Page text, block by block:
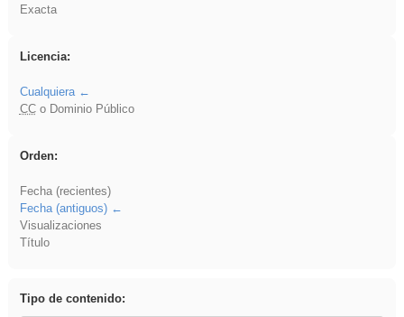
Exacta
Licencia:
Cualquiera
CCo Dominio Público
Orden:
Fecha (recientes)
Fecha (antiguos)
Visualizaciones
Título
Tipo de contenido: